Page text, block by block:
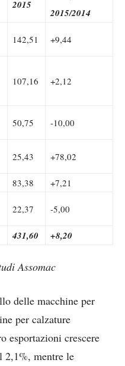
2015
2015/2014
142,51 +9,44
107,16 +2,12
50,75 -10,00
25,43 +78,02
83,38 +7,21
22,37 -5,00
431,60 +8,20
Assomac
delle macchine per
per calzature
esportazioni crescere
2,1%, mentre le